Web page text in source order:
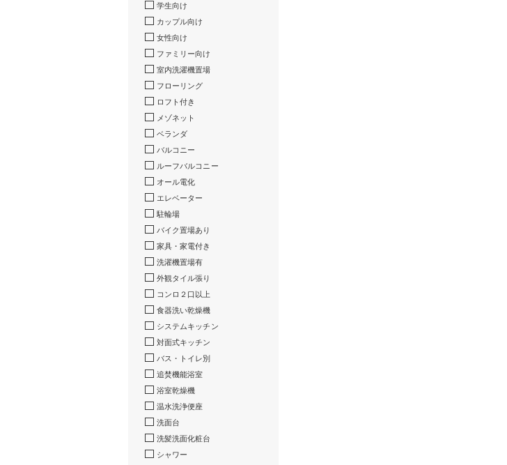
学生向け
カップル向け
女性向け
ファミリー向け
室内洗濯機置場
フローリング
ロフト付き
メゾネット
ベランダ
バルコニー
ルーフバルコニー
オール電化
エレベーター
駐輪場
バイク置場あり
家具・家電付き
洗濯機置場有
外観タイル張り
コンロ２口以上
食器洗い乾燥機
システムキッチン
対面式キッチン
バス・トイレ別
追焚機能浴室
浴室乾燥機
温水洗浄便座
洗面台
洗髪洗面化粧台
シャワー